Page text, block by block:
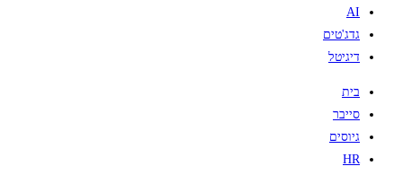
AI
גדג'טים
דיגיטל
בית
סייבר
גיוסים
HR